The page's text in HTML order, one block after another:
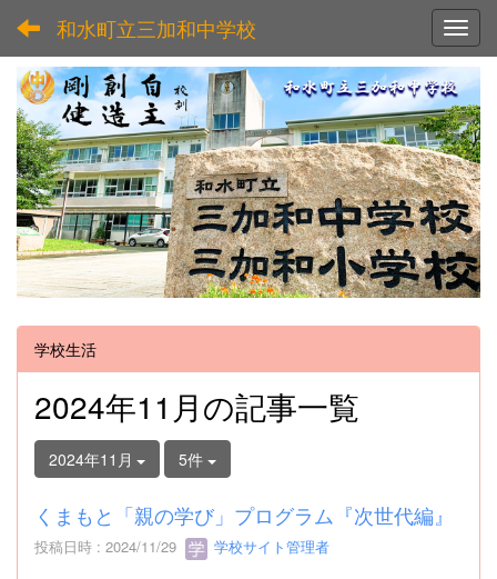
和水町立三加和中学校
学校生活
2024年11月の記事一覧
2024年11月 5件
くまもと「親の学び」プログラム『次世代編』
投稿日時 : 2024/11/29 学校サイト管理者